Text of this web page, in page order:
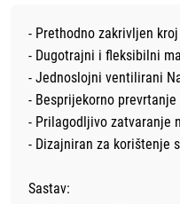
- Prethodno zakrivljen
- Dugotrajni i fleksibilni
- Jednoslojni ventilirani
- Besprijekorno
- Prilagodljivo zatvaranje
- Dizajniran za korištenje
Sastav: